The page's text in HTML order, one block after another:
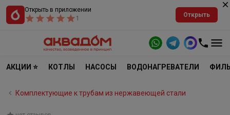
Открыть в приложении
1
Открыть
АКЦИИ ⭐ КОТЛЫ НАСОСЫ ВОДОНАГРЕВАТЕЛИ
Комплектующие к трубам из нержавеющей стали